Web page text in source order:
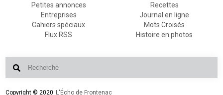
Petites annonces
Entreprises
Cahiers spéciaux
Flux RSS
Recettes
Journal en ligne
Mots Croisés
Histoire en photos
Copyright © 2020 L'Écho de Frontenac